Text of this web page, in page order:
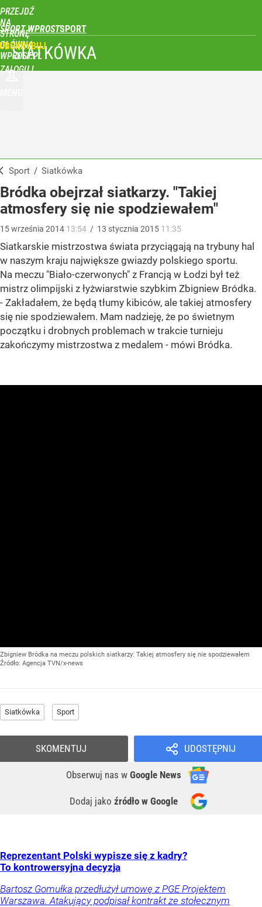
PRZEJDŹ
NA
STRONĘ
GŁÓWNĄ
WPROST.PL
SPORT WPROST
ZALOGUJ
SIATKÓWKA
Sport / Siatkówka
Bródka obejrzał siatkarzy. "Takiej
atmosfery się nie spodziewałem"
15września 2014 13:54 / 13 stycznia 2015 11:35
Siatkarskie mistrzostwa świata przyciągają na trybuny hal
w naszym kraju największe gwiazdy polskiego sportu.
Na meczu "Biało-czerwonych" z Francją w Łodzi był też
mistrz olimpijski z łyżwiarstwie szybkim Zbigniew Bródka.
- Zakładałem, że będą tłumy kibiców, ale takiej atmosfery
się nie spodziewałem. Mam nadzieję, że po świetnym
początku i drobnych problemach w trakcie turnieju
zakończymy mistrzostwa z medalem - mówi Bródka.
Zbigniew Bródka na meczu polskich siatkarzy: Takiej atmosfery się nie spodziewałem
Źródło: Agencja TVN/x-news
Siatkówka Sport
UDOSTĘPNIJ
Obserwuj nas w Google News
Dodaj jako źródło w Google
SKOMENTUJ
Reprezentant Polski wypisze się z kadry?
To kontrowersyjna decyzja
Bartosz Gomułka przedłużył umowę z PGE Projektem
Warszawa. Atakujący podpisał kontrakt ze stołecznym